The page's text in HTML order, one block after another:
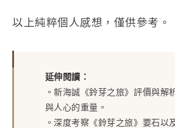
以上純粹個人感想，僅供參考。
延伸閱讀：
。新海誠《鈴芽之旅》評價與解
與人心的重量。
。深度考察《鈴芽之旅》要石以